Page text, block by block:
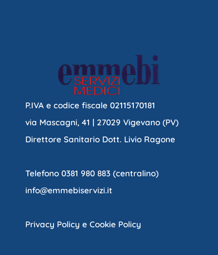
P.IVA e codice fiscale 02115170181
via Mascagni, 41 | 27029 Vigevano (PV)
Direttore Sanitario Dott. Livio Ragone
Telefono 0381 980 883 (centralino)
info@emmebiservizi.it
Privacy Policy e Cookie Policy